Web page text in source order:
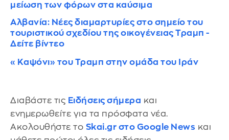
μείωση των φόρων στα καύσιμα
Αλβανία: Νέες διαμαρτυρίες στο σημείο του
τουριστικού σχεδίου της οικογένειας Τραμπ -
Δείτε βίντεο
«Καψόνι» του Τραμπ στην ομάδα του Ιράν
Διαβάστε τις Ειδήσεις σήμερα και
ενημερωθείτε για τα πρόσφατα νέα.
Ακολουθήστε το Skai.gr στο Google News και